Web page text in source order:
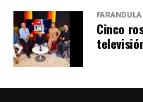
FARÁNDULA
Cinco